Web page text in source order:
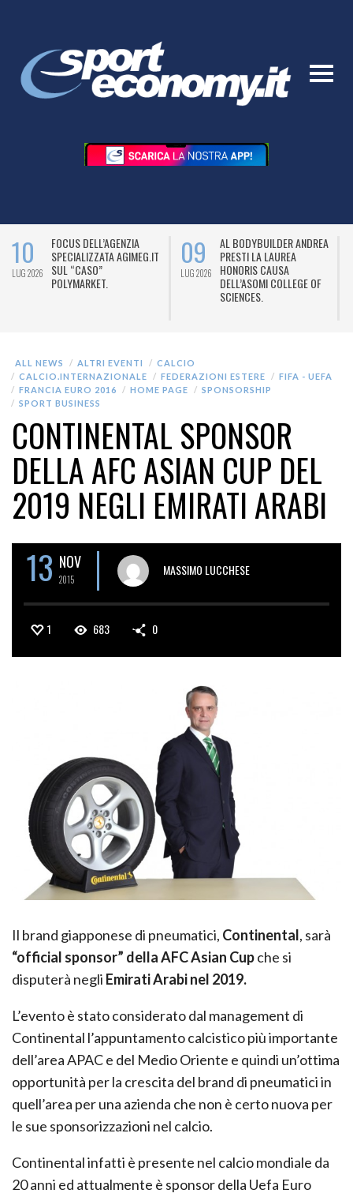
10
LUG 2026
FOCUS DELL’AGENZIA
SPECIALIZZATA AGIMEG.IT
SUL “CASO”
POLYMARKET.
09
LUG 2026
AL BODYBUILDER ANDREA
PRESTI LA LAUREA
HONORIS CAUSA
DELL’ASOMI COLLEGE OF
SCIENCES.
ALL NEWS ALTRI EVENTI
CALCIO
CALCIO.INTERNAZIONALE
FEDERAZIONI ESTERE
FIFA - UEFA
FRANCIA EURO 2016
HOME PAGE
SPONSORSHIP
SPORT BUSINESS
CONTINENTAL SPONSOR
DELLA AFC ASIAN CUP DEL
2019 NEGLI EMIRATI ARABI
13 NOV
2015
MASSIMO LUCCHESE
1 683 0
Il brand giapponese di pneumatici, Continental, sarà
“official sponsor” della AFC Asian Cupche si
disputerà negli Emirati Arabi nel 2019.
L’evento è stato considerato dal management di
Continental l’appuntamento calcistico più importante
dell’area APAC e del Medio Oriente e quindi un’ottima
opportunità per la crescita del brand di pneumatici in
quell’area per una azienda che non è certo nuova per
le sue sponsorizzazioni nel calcio.
Continental infatti è presente nel calcio mondiale da
20 anni ed attualmente è sponsor della Uefa Euro